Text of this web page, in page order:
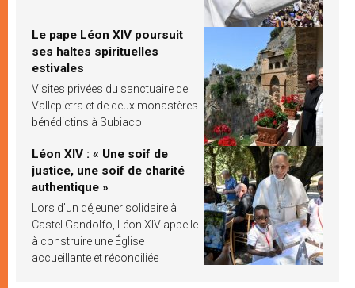
Le pape Léon XIV poursuit
ses haltes spirituelles
estivales
Visites privées du sanctuaire de
Vallepietra et de deux monastères
bénédictins à Subiaco
Léon XIV : « Une soif de
justice, une soif de charité
authentique »
Lors d’un déjeuner solidaire à
Castel Gandolfo, Léon XIV appelle
à construire une Église
accueillante et réconciliée